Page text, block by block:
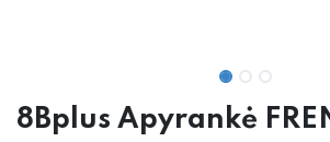
8Bplus Apyrankė